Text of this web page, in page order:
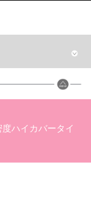
ハイカバータイ